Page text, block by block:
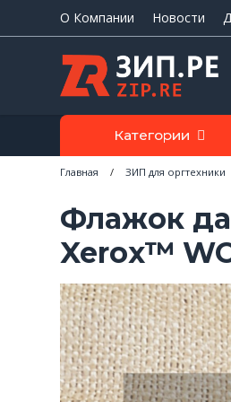
О Компании Новости
Категории
Главная / ЗИП для оргтехники
Флажок
Xerox™